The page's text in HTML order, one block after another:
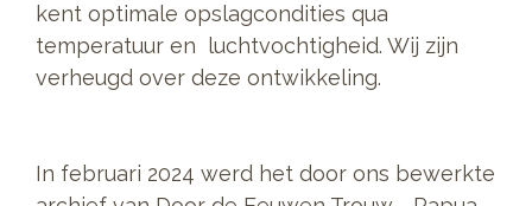
kent optimale opslagcondities qua
temperatuur en luchtvochtigheid. Wij zijn
verheugd over deze ontwikkeling.
In februari 2024 werd het door ons bewerkte